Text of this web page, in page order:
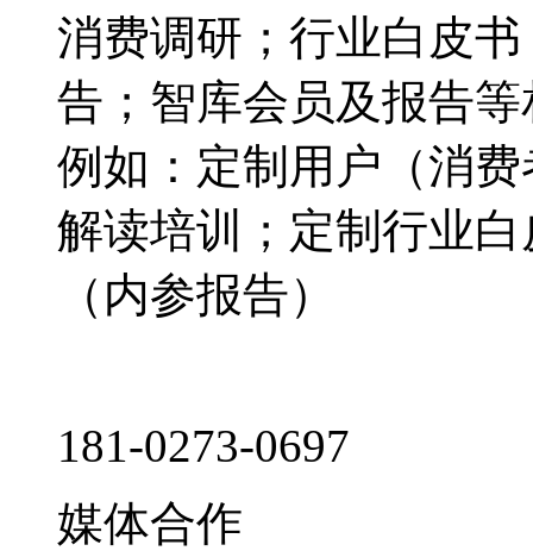
消费调研；行业白皮
告；智库会员及报告
例如：定制用户（消
解读培训；定制行业
（内参报告）
181-0273-0697
媒体合作